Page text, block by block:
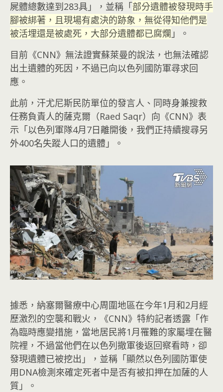
屍體總數達到283具」，並稱「部分遺體被發現時手
腳被綁著，且現場有處決的跡象，無從得知他們是
被活埋還是被處死，大部分遺體都已腐爛 」。
目前《CNN》無法證實蘇萊曼的說法，也無法確認
出土遺體的死因，不過已向以色列國防軍尋求回
應。
此前，汗尤尼斯民防單位的發言人、同時身兼搜救
任務負責人的薩克爾（Raed Saqr）向《CNN》表
示「以色列軍隊4月7日離開後，我們正持續搜尋另
外400名失蹤人口的遺體」。
據悉，納塞爾醫療中心周圍地區在今年1月和2月經
歷激烈的空襲和戰火，《CNN》特約記者透露「作
為臨時應變措施，當地居民將1月罹難的家屬埋在醫
院裡，不過當他們在以色列撤軍後返回察看時，卻
發現遺體已被挖出」，並稱「顯然以色列國防軍使
用DNA檢測來確定死者中是否有被扣押在加薩的人
質」。